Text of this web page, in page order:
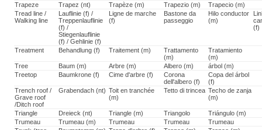
Trapeze
Trapez (nt) Trapèze (m) Trapezio (m)
Trapecio (m)
Tread line /
Walking line
Lauflinie (f) /
Treppenlauflinie
(f) /
Stiegenlauflinie
(f) / Gehlinie (f)
Ligne de marche
(f)
Bastone da
passeggio
Hilo conductor
(m)
(f)
Treatment Behandlung (f) Traitement (m)
Trattamento
(m)
Tratamiento
(m)
Tree
Baum (m) Arbre (m) Albero (m)
árbol (m)
Treetop
Baumkrone (f) Cime d'arbre (f)
Corona
dell'albero (f)
Copa del árbol
(f)
Trench roof /
Grave roof
/Ditch roof
Grabendach (nt) Toit en tranchée
(m)
Tetto di trincea Techo de zanja
(m)
Triangle Dreieck (nt) Triangle (m) Triangolo
Triángulo (m)
Trumeau
Trumeau (m) Trumeau Trumeau
Trumeau